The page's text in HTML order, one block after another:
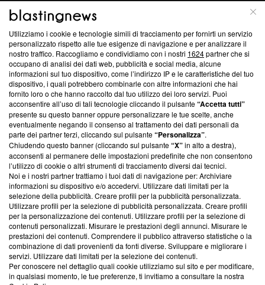
ABOUT
Questa sezione offre informazioni trasparenti su Blasting
News, sui nostri processi editoriali e su come ci impegniamo a
creare news di qualità. Inoltre, afferma la nostra aderenza a
‘Trust Project - News with Integrity’Blasting News non è
ancora membro del programma, ma ha richiesto di farne
parte; Trust Project non ha ancora effettuato una verifica di
conformità agli standard.
Su di noi
Team editoriale
Corporate
Redazione
Informativa Privacy
Cookie Policy
Blasting SA, IDI CHE-247.845.224, Via Carlo Frasca, 3 - 6900
Lugano (Svizzera) Tel:+39 0690258937
Utilizziamo i cookie e tecnologie simili di tracciamento per fornirti un servizio
personalizzato rispetto alle tue esigenze di navigazione e per analizzare il
nostro traffico. Raccogliamo e condividiamo con i nostri 1624partner che si
occupano di analisi dei dati web, pubblicità e social media, alcune
informazioni sul tuo dispositivo, come l’indirizzo IP e le caratteristiche del tuo
dispositivo, i quali potrebbero combinarle con altre informazioni che hai
fornito loro o che hanno raccolto dal tuo utilizzo dei loro servizi. Puoi
acconsentire all’uso di tali tecnologie cliccando il pulsante“Accetta tutti”
presente su questo banner oppure personalizzare le tue scelte, anche
eventualmente negando il consenso al trattamento dei dati personali da
parte dei partner terzi, cliccando sul pulsante“Personalizza”.
Chiudendo questo banner (cliccando sul pulsante“X”in alto a destra),
acconsenti al permanere delle impostazioni predefinite che non consentono
l’utilizzo di cookie o altri strumenti di tracciamento diversi dai tecnici.
Noi e i nostri partner trattiamo i tuoi dati di navigazione per: Archiviare
informazioni su dispositivo e/o accedervi. Utilizzare dati limitati per la
selezione della pubblicità. Creare profili per la pubblicità personalizzata.
Utilizzare profili per la selezione di pubblicità personalizzata. Creare profili
per la personalizzazione dei contenuti. Utilizzare profili per la selezione di
contenuti personalizzati. Misurare le prestazioni degli annunci. Misurare le
prestazioni dei contenuti. Comprendere il pubblico attraverso statistiche o la
combinazione di dati provenienti da fonti diverse. Sviluppare e migliorare i
servizi. Utilizzare dati limitati per la selezione dei contenuti.
Per conoscere nel dettaglio quali cookie utilizziamo sul sito e per modificare,
in qualsiasi momento, le tue preferenze, ti invitiamo a consultare la nostra